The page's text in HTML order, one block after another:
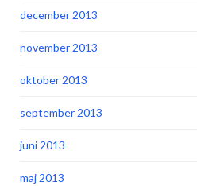
december 2013
november 2013
oktober 2013
september 2013
juni 2013
maj 2013